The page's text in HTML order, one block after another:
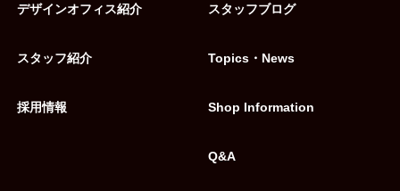
デザインオフィス紹介
スタッフ紹介
採用情報
スタッフブログ
Topics・News
Shop Information
Q&A